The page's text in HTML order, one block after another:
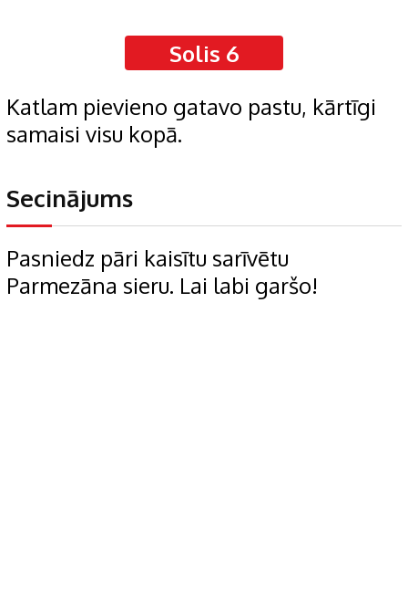
Solis 6
Katlam pievieno gatavo pastu, kārtīgi
samaisi visu kopā.
Secinājums
Pasniedz pāri kaisītu sarīvētu
Parmezāna sieru. Lai labi garšo!